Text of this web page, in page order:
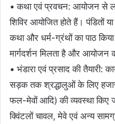
• कथा एवं प्रवचन: आयोजन से
शिविर आयोजित होते हैं। पंडितों
कथा और धर्म-ग्रंथों का पाठ
मार्गदर्शन मिलता है और आयोजन
• भंडारा एवं प्रसाद की तैयारी:
सड़क तक श्रद्धालुओं के लिए
फल-मेवों आदि) की व्यवस्था
क्विंटलों चावल, मेवे एवं अन्य